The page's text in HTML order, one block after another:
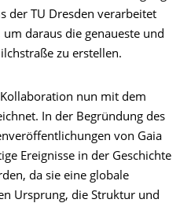
der TU Dresden verarbeitet
daraus die genaueste und
zu erstellen.
nun mit dem
In der Begründung des
von Gaia
Ereignisse in der Geschichte
da sie eine globale
Ursprung, die Struktur und